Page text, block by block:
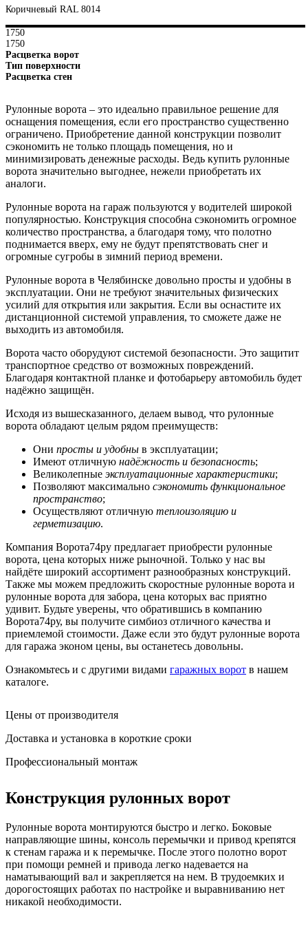
Коричневый RAL 8014
1750
1750
Расцветка ворот
Тип поверхности
Расцветка стен
Рулонные ворота – это идеально правильное решение для
оснащения помещения, если его пространство существенно
ограничено. Приобретение данной конструкции позволит
сэкономить не только площадь помещения, но и
минимизировать денежные расходы. Ведь купить рулонные
ворота значительно выгоднее, нежели приобретать их
аналоги.
Рулонные ворота на гараж пользуются у водителей широкой
популярностью. Конструкция способна сэкономить огромное
количество пространства, а благодаря тому, что полотно
поднимается вверх, ему не будут препятствовать снег и
огромные сугробы в зимний период времени.
Рулонные ворота в Челябинске довольно просты и удобны в
эксплуатации. Они не требуют значительных физических
усилий для открытия или закрытия. Если вы оснастите их
дистанционной системой управления, то сможете даже не
выходить из автомобиля.
Ворота часто оборудуют системой безопасности. Это защитит
транспортное средство от возможных повреждений.
Благодаря контактной планке и фотобарьеру автомобиль будет
надёжно защищён.
Исходя из вышесказанного, делаем вывод, что рулонные
ворота обладают целым рядом преимуществ:
Они просты и удобны в эксплуатации;
Имеют отличную надёжность и безопасность;
Великолепные эксплуатационные характеристики;
Позволяют максимально сэкономить функциональное
пространство;
Осуществляют отличную теплоизоляцию и
герметизацию.
Компания Ворота74ру предлагает приобрести рулонные
ворота, цена которых ниже рыночной. Только у нас вы
найдёте широкий ассортимент разнообразных конструкций.
Также мы можем предложить скоростные рулонные ворота и
рулонные ворота для забора, цена которых вас приятно
удивит. Будьте уверены, что обратившись в компанию
Ворота74ру, вы получите симбиоз отличного качества и
приемлемой стоимости. Даже если это будут рулонные ворота
для гаража эконом цены, вы останетесь довольны.
Ознакомьтесь и с другими видами гаражных ворот в нашем
каталоге.
Цены от производителя
Доставка и установка в короткие сроки
Профессиональный монтаж
Конструкция рулонных ворот
Рулонные ворота монтируются быстро и легко. Боковые
направляющие шины, консоль перемычки и привод крепятся
к стенам гаража и к перемычке. После этого полотно ворот
при помощи ремней и привода легко надевается на
наматывающий вал и закрепляется на нем. В трудоемких и
дорогостоящих работах по настройке и выравниванию нет
никакой необходимости.